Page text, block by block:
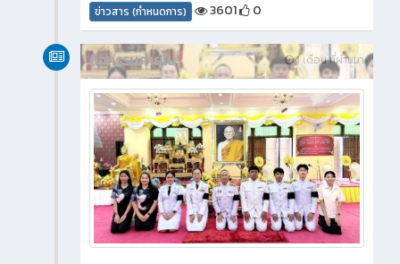
ข่าวสาร (กำหนดการ) 3601 0
1 เดือน ที่ผ่านมา
กิจกรรมภายใน